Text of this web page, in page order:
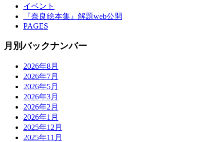
イベント
『奈良絵本集』解題web公開
PAGES
月別バックナンバー
2026年8月
2026年7月
2026年5月
2026年3月
2026年2月
2026年1月
2025年12月
2025年11月